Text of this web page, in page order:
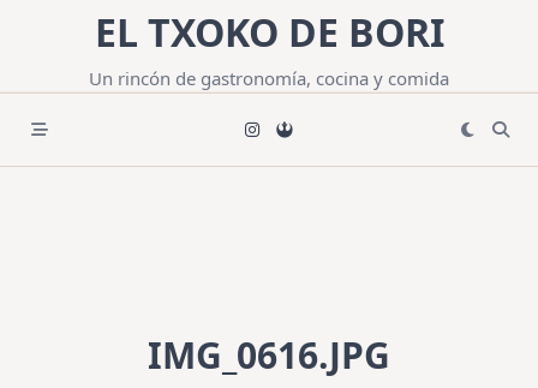
contenido
EL TXOKO DE BORI
Un rincón de gastronomía, cocina y comida
IMG_0616.JPG